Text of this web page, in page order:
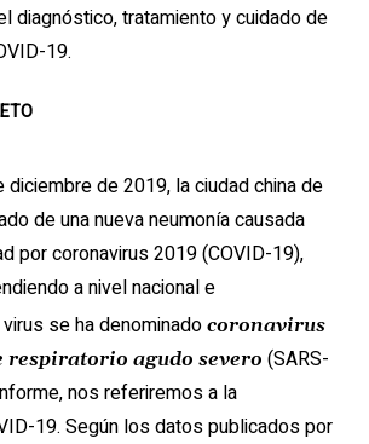
diagnóstico, tratamiento y cuidado de
19.
de 2019, la ciudad china de
de una nueva neumonía causada
por coronavirus 2019 (COVID-19),
a nivel nacional e
virus se ha denominado coronavirus
respiratorio agudo severo (SARS-
nos referiremos a la
19. Según los datos publicados por